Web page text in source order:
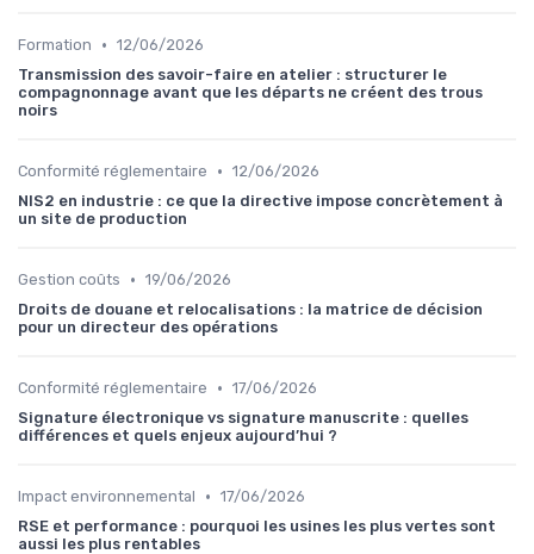
Formation • 12/06/2026
Transmission des savoir-faire en atelier : structurer le
compagnonnage avant que les départs ne créent des trous
noirs
Conformité réglementaire • 12/06/2026
NIS2 en industrie : ce que la directive impose concrètement à
un site de production
Gestion coûts • 19/06/2026
Droits de douane et relocalisations : la matrice de décision
pour un directeur des opérations
Conformité réglementaire • 17/06/2026
Signature électronique vs signature manuscrite : quelles
différences et quels enjeux aujourd’hui ?
Impact environnemental • 17/06/2026
RSE et performance : pourquoi les usines les plus vertes sont
aussi les plus rentables